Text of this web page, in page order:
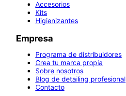
Accesorios
Kits
Higienizantes
Empresa
Programa de distribuidores
Crea tu marca propia
Sobre nosotros
Blog de detailing profesional
Contacto